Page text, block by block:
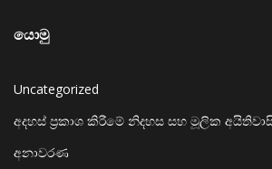
යොමු
Uncategorized
අදහස් ප්‍රකාශ කිරීමේ නිදහස සහ මූලික
අනාවරණ